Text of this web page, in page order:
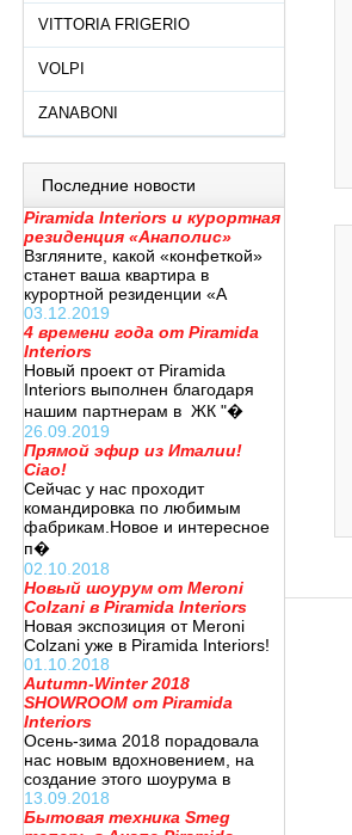
VITTORIA FRIGERIO
VOLPI
ZANABONI
Последние новости
Piramida Interiors и курортная
резиденция «Анаполис»
Взгляните, какой «конфеткой»
станет ваша квартира в
курортной резиденции «А
03.12.2019
4 времени года от Piramida
Interiors
Новый проект от Piramida
Interiors выполнен благодаря
нашим партнерам в ЖК "�
26.09.2019
Прямой эфир из Италии!
Ciao!
Сейчас у нас проходит
командировка по любимым
фабрикам.Новое и интересное
п�
02.10.2018
Новый шоурум от Meroni
Colzani в Piramida Interiors
Новая экспозиция от Meroni
Colzani уже в Piramida Interiors!
01.10.2018
Autumn-Winter 2018
SHOWROOM от Piramida
Interiors
Осень-зима 2018 порадовала
нас новым вдохновением, на
создание этого шоурума в
13.09.2018
Бытовая техника Smeg